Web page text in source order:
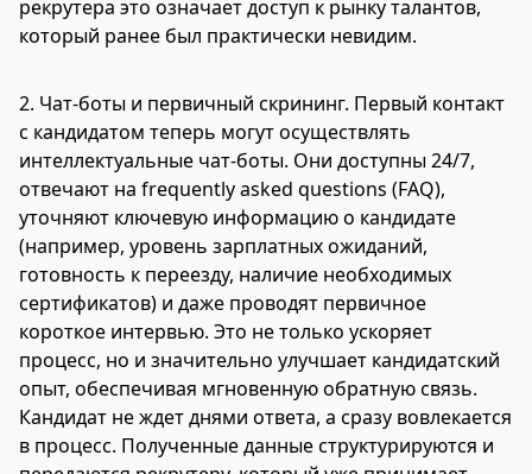
рекрутера это означает доступ к рынку талантов,
который ранее был практически невидим.
2. Чат-боты и первичный скрининг. Первый контакт
с кандидатом теперь могут осуществлять
интеллектуальные чат-боты. Они доступны 24/7,
отвечают на frequently asked questions (FAQ),
уточняют ключевую информацию о кандидате
(например, уровень зарплатных ожиданий,
готовность к переезду, наличие необходимых
сертификатов) и даже проводят первичное
короткое интервью. Это не только ускоряет
процесс, но и значительно улучшает кандидатский
опыт, обеспечивая мгновенную обратную связь.
Кандидат не ждет днями ответа, а сразу вовлекается
в процесс. Полученные данные структурируются и